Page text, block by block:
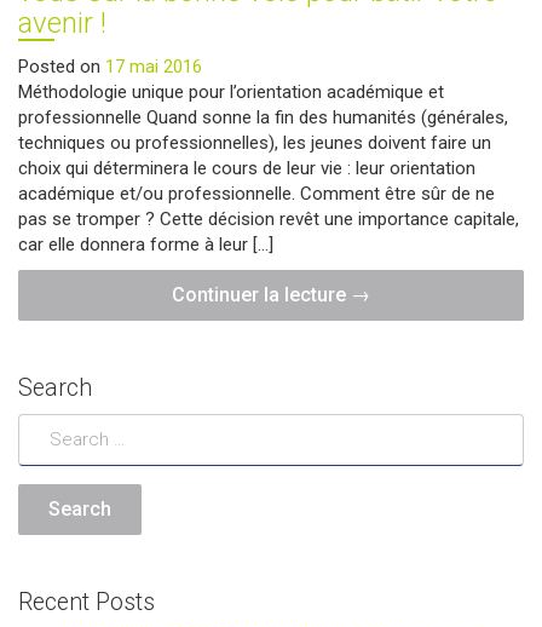
avenir !
Posted on 17 mai 2016
Méthodologie unique pour l’orientation académique et
professionnelle Quand sonne la fin des humanités (générales,
techniques ou professionnelles), les jeunes doivent faire un
choix qui déterminera le cours de leur vie : leur orientation
académique et/ou professionnelle. Comment être sûr de ne
pas se tromper ? Cette décision revêt une importance capitale,
car elle donnera forme à leur […]
Continuer la lecture "Particuliers
|
→
Search
Recent Posts